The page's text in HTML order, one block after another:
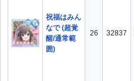
祝福はみん
なで (超覚
醒/通常範
囲)
26 32837